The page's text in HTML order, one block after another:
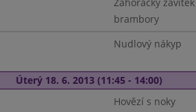
brambory
Nudlový nákyp
Úterý 18. 6. 2013 (11:45 - 14:00)
Hovězí s noky